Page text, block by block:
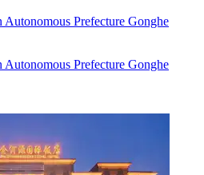
Prefecture Gonghe
Prefecture Gonghe